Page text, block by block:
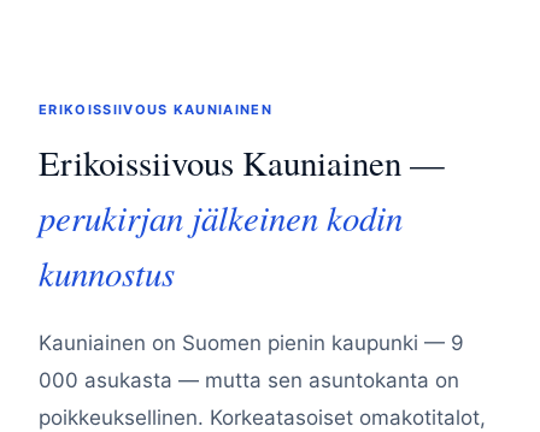
ERIKOISSIIVOUS KAUNIAINEN
Erikoissiivous Kauniainen —
perukirjan jälkeinen kodin
kunnostus
Kauniainen on Suomen pienin kaupunki — 9
000 asukasta — mutta sen asuntokanta on
poikkeuksellinen. Korkeatasoiset omakotitalot,